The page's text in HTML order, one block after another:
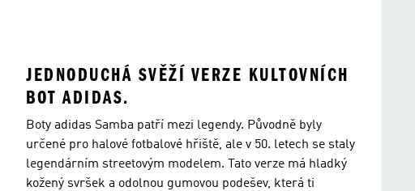
JEDNODUCHÁ SVĚŽÍ VERZE KULTOVNÍCH
BOT ADIDAS.
Boty adidas Samba patří mezi legendy. Původně byly
určené pro halové fotbalové hřiště, ale v 50. letech se staly
legendárním streetovým modelem. Tato verze má hladký
kožený svršek a odolnou gumovou podešev, která ti